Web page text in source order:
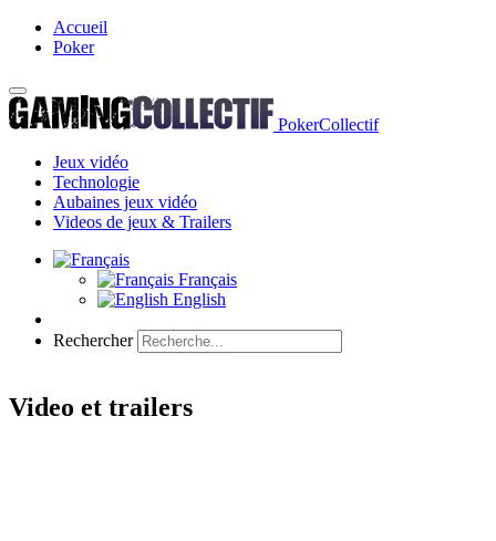
Accueil
Poker
PokerCollectif
Jeux vidéo
Technologie
Aubaines jeux vidéo
Videos de jeux & Trailers
Français
English
Rechercher
Video et trailers